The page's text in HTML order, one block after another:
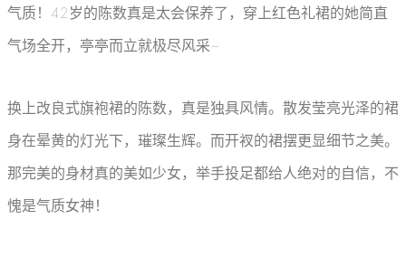
气质！42岁的陈数真是太会保养了，穿上红色礼裙的她简直
气场全开，亭亭而立就极尽风采~
换上改良式旗袍裙的陈数，真是独具风情。散发莹亮光泽的裙
身在晕黄的灯光下，璀璨生辉。而开衩的裙摆更显细节之美。
那完美的身材真的美如少女，举手投足都给人绝对的自信，不
愧是气质女神！